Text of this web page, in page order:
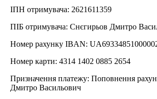
ІПН отримувача: 2621611359
ПІБ отримувача: Снєгирьов Дмитро
Номер рахунку IBAN:
Номер карти: 4314 1402 0885 2654
Призначення платежу: Поповнення
Дмитро Васильович